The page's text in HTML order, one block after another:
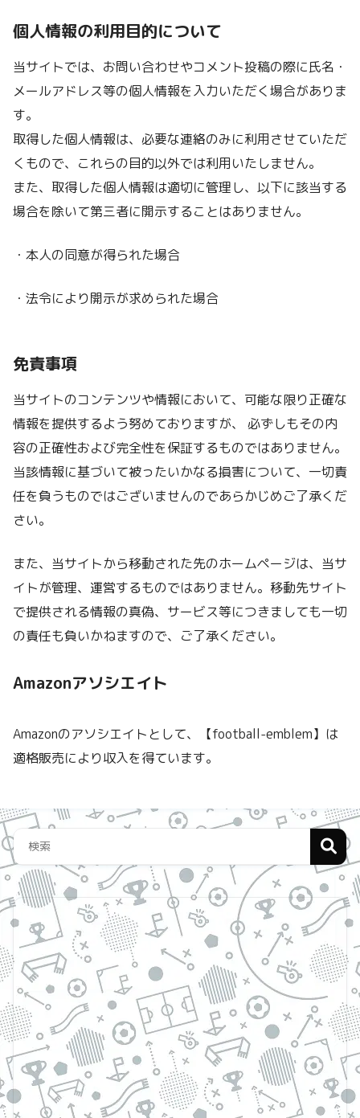
個人情報の利用目的について
当サイトでは、お問い合わせやコメント投稿の際に氏名・
メールアドレス等の個人情報を入力いただく場合がありま
す。
取得した個人情報は、必要な連絡のみに利用させていただ
くもので、これらの目的以外では利用いたしません。
また、取得した個人情報は適切に管理し、以下に該当する
場合を除いて第三者に開示することはありません。
・本人の同意が得られた場合
・法令により開示が求められた場合
免責事項
当サイトのコンテンツや情報において、可能な限り正確な
情報を提供するよう努めておりますが、 必ずしもその内
容の正確性および完全性を保証するものではありません。
当該情報に基づいて被ったいかなる損害について、一切責
任を負うものではございませんのであらかじめご了承くだ
さい。
また、当サイトから移動された先のホームページは、当サ
イトが管理、運営するものではありません。移動先サイト
で提供される情報の真偽、サービス等につきましても一切
の責任も負いかねますので、ご了承ください。
Amazonアソシエイト
Amazonのアソシエイトとして、【football-emblem】は
適格販売により収入を得ています。